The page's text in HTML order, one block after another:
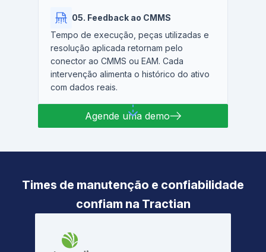
05. Feedback ao CMMS
Tempo de execução, peças utilizadas e
resolução aplicada retornam pelo
conector ao CMMS ou EAM. Cada
intervenção alimenta o histórico do ativo
com dados reais.
Agende uma demo
Times de manutenção e confiabilidade
confiam na Tractian